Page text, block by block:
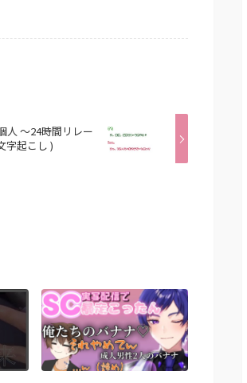
人 〜24時間リレー
字起こし )